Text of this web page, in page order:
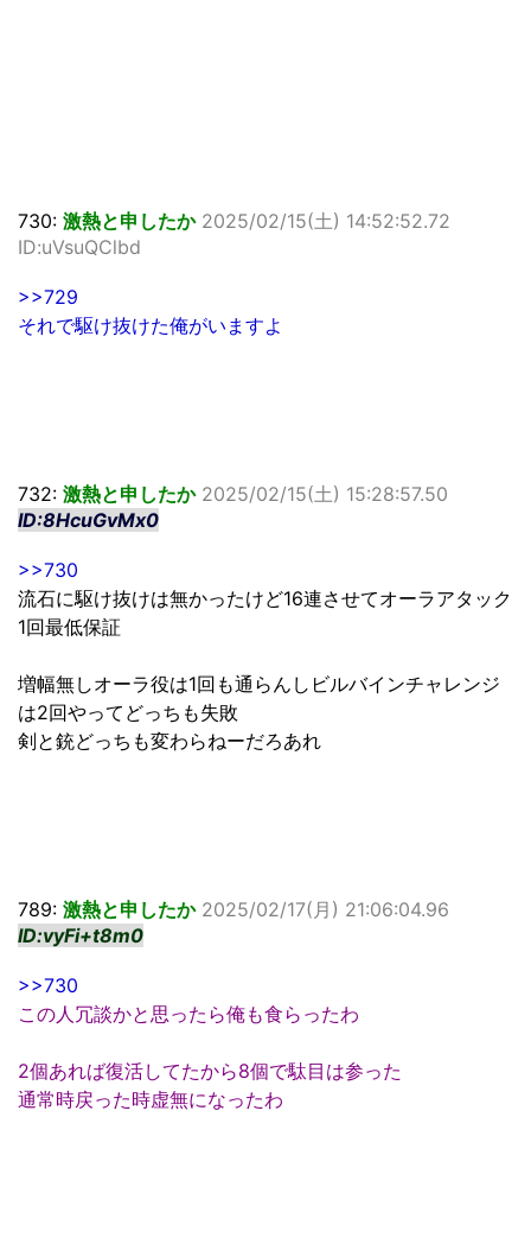
730: 激熱と申したか 2025/02/15(土) 14:52:52.72
ID:uVsuQClbd
>>729
それで駆け抜けた俺がいますよ
732: 激熱と申したか 2025/02/15(土) 15:28:57.50
ID:8HcuGvMx0
>>730
流石に駆け抜けは無かったけど16連させてオーラアタック
1回最低保証
増幅無しオーラ役は1回も通らんしビルバインチャレンジ
は2回やってどっちも失敗
剣と銃どっちも変わらねーだろあれ
789: 激熱と申したか 2025/02/17(月) 21:06:04.96
ID:vyFi+t8m0
>>730
この人冗談かと思ったら俺も食らったわ
2個あれば復活してたから8個で駄目は参った
通常時戻った時虚無になったわ